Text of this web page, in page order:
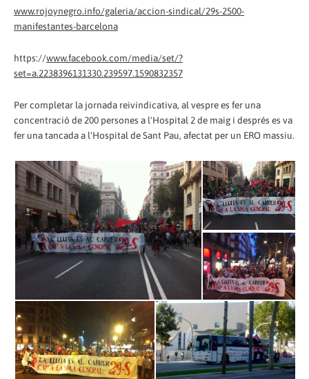
www.rojoynegro.info/galeria/accion-sindical/29s-2500-
manifestantes-barcelona
https://www.facebook.com/media/set/?
set=a.2238396131330.239597.1590832357
Per completar la jornada reivindicativa, al vespre es fer una
concentració de 200 persones a l'Hospital 2 de maig i després es va
fer una tancada a l'Hospital de Sant Pau, afectat per un ERO massiu.